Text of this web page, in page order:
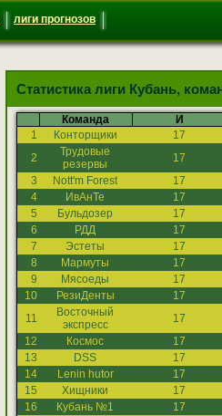
лиги прогнозов
Статистика лиги Кубань,
Команда
И
1
Конторщики
17
2
Трудовые
резервы
17
3
Nott'm Forest
17
4
ИвАнТе
17
5
Бульдозер
17
6
РДД
17
7
Эстеты
17
8
Мармуты
17
9
Мясоеды
17
10
РезиДенты
17
11
Восточный
экспресс
17
12
Космос
17
13
DSS
17
14
Lenin hutor
17
15
Хищники
17
16
Кубань №1
17